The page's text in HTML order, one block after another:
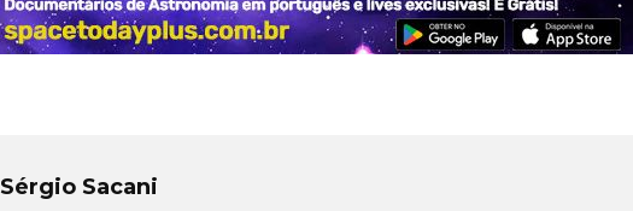
Sérgio Sacani